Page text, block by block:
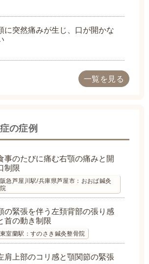
に突然痛みが生じ、口が開かな
一覧を見る
の症例
事のたびに痛む右顎の痛みと開
制限
阪急芦屋川駅/兵庫県芦屋市：おおば鍼灸
院
の緊張を伴う左頚背部の張り感
首の動き制限
東室蘭駅：すのさき鍼灸整骨院
肩上部のコリ感と顎関節の緊張